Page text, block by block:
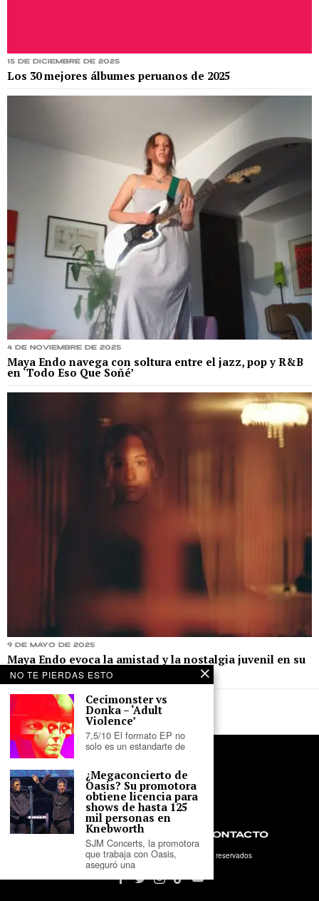
15 de diciembre de 2025
Los 30 mejores álbumes peruanos de 2025
4 de noviembre de 2025
Maya Endo navega con soltura entre el jazz, pop y R&B
en ‘Todo Eso Que Soñé’
9 de mayo de 2025
Maya Endo evoca la amistad y la nostalgia juvenil en su
single “Vino en Taza”
NOSOTROS PRIVACIDAD CONTACTO
2026- Tercer Parlante. Todos los derechos reservados
NO TE PIERDAS ESTO
Cecimonster vs
Donka – ‘Adult
Violence’
7,5/10 El formato EP no
solo es un estandarte de
¿Megaconcierto de
Oasis? Su promotora
obtiene licencia para
shows de hasta 125
mil personas en
Knebworth
SJM Concerts, la promotora
que trabaja con Oasis,
aseguró una